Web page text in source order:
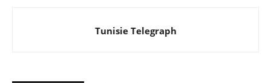
Tunisie Telegraph